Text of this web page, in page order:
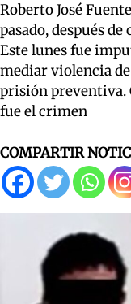
Roberto José
pasado, después
Este lunes fue
mediar violencia
prisión preventiva.
fue el crimen
COMPARTIR